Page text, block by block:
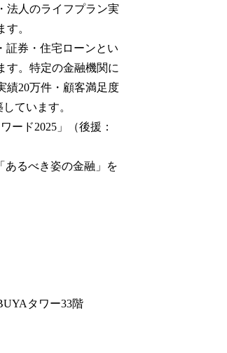
法人のライフプラン実
。
証券・住宅ローンとい
す。特定の金融機関に
績20万件・顧客満足度
ています。
ード2025」（後援：
あるべき姿の金融」を
タワー33階